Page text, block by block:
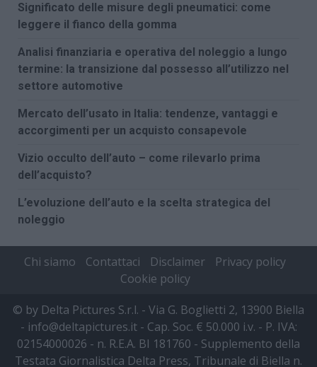
Significato delle misure degli pneumatici: come
leggere il fianco della gomma
Analisi finanziaria e operativa del noleggio a lungo
termine: la transizione dal possesso all’utilizzo nel
settore automotive
Mercato dell’usato in Italia: tendenze, vantaggi e
accorgimenti per un acquisto consapevole
Vizio occulto dell’auto – come rilevarlo prima
dell’acquisto?
L’evoluzione dell’auto e la scelta strategica del
noleggio
Chi siamo Contattaci Disclaimer
Privacy policy
Cookie policy
© by Delta Pictures S.r.l. - Via G. Boglietti 2, 13900 Biella
- info@deltapictures.it - Cap. Soc. € 50.000 i.v. - P. IVA:
02154000026 - n. R.E.A. BI 181760 - Supplemento della
Testata Giornalistica Delta Press, Tribunale di Biella n.